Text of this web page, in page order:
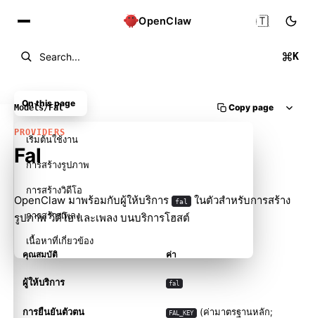
OpenClaw
Search... K
🇹🇭
Models/Fal Copy page
PROVIDERS
Fal
OpenClaw มาพร้อมกับผู้ให้บริการ fal ในตัวสำหรับการสร้าง
รูปภาพ วิดีโอ และเพลง บนบริการโฮสต์
คุณสมบัติ ค่า
ผู้ให้บริการ fal
การยืนยันตัวตน FAL_KEY (ค่ามาตรฐานหลัก;
On this page
เริ่มต้นใช้งาน
การสร้างรูปภาพ
การสร้างวิดีโอ
การสร้างเพลง
เนื้อหาที่เกี่ยวข้อง